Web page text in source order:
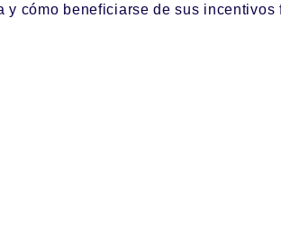
cómo beneficiarse de sus